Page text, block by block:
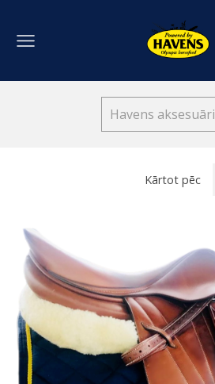
Havens aksesuāri
Kārtot pēc